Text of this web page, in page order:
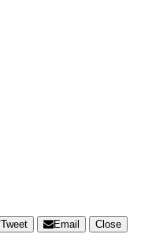
Tweet Email
Close